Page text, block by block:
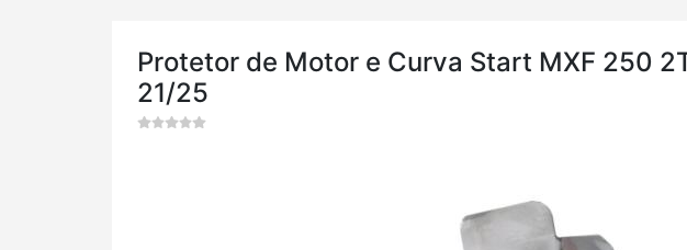
Protetor de Motor e Curva Start MXF 250
21/25